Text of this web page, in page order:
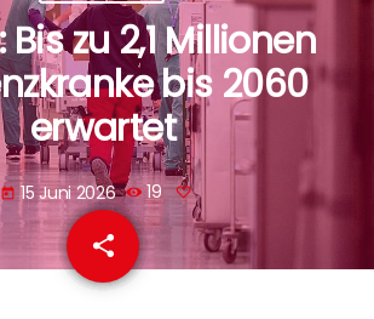
zu 2,1 Millionen
bis 2060
erwartet
today 15 Juni 2026 19
share
email